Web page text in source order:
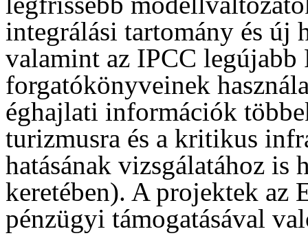
integrálási tartomány és új
valamint az IPCC legújabb
forgatókönyveinek
éghajlati információk
turizmusra és a kritikus
hatásának vizsgálatához is
keretében). A projektek az
pénzügyi támogatásával